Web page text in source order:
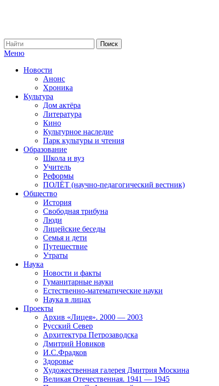
Меню
Новости
Анонс
Хроника
Культура
Дом актёра
Литература
Кино
Культурное наследие
Парк культуры и чтения
Образование
Школа и вуз
Учитель
Реформы
ПОЛЁТ (научно-педагогический вестник)
Общество
История
Свободная трибуна
Люди
Лицейские беседы
Семья и дети
Путешествие
Утраты
Наука
Новости и факты
Гуманитарные науки
Естественно-математические науки
Наука в лицах
Проекты
Архив «Лицея». 2000 — 2003
Русский Север
Архитектура Петрозаводска
Дмитрий Новиков
И.С.Фрадков
Здоровье
Художественная галерея Дмитрия Москина
Великая Отечественная. 1941 — 1945